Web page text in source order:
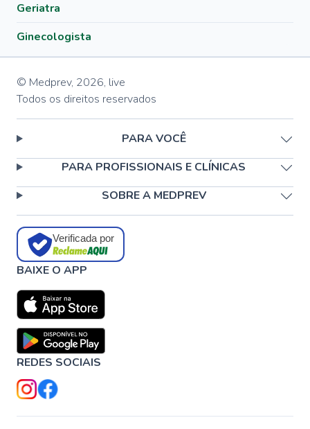
Geriatra
Ginecologista
© Medprev, 2026, live
Todos os direitos reservados
PARA VOCÊ
PARA PROFISSIONAIS E CLÍNICAS
SOBRE A MEDPREV
Verificada por
BAIXE O APP
REDES SOCIAIS